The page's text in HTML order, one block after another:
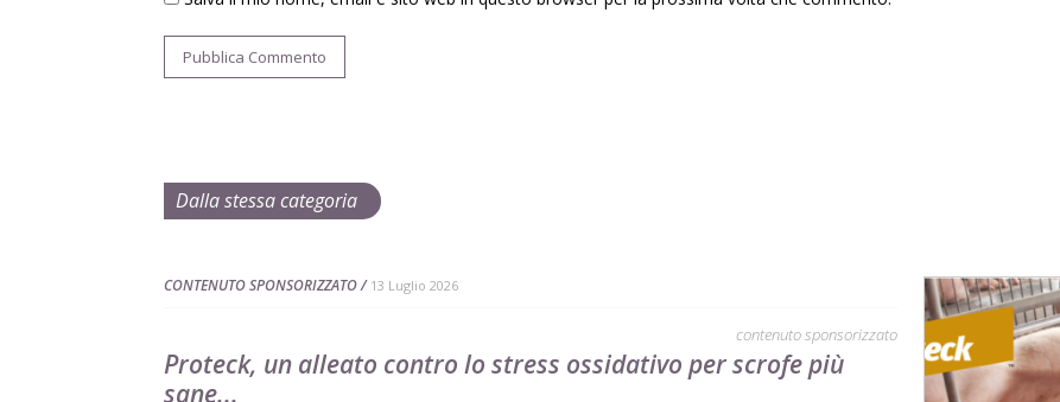
Dalla stessa categoria
CONTENUTO SPONSORIZZATO 13 Luglio 2026
contenuto sponsorizzato
Proteck, un alleato contro lo stress ossidativo per scrofe più
sane...